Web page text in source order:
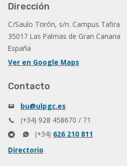
Dirección
C/Saulo Torón, s/n. Campus Tafira
35017 Las Palmas de Gran Canaria
España
Ver en Google Maps
Contacto
bu@ulpgc.es
(+34) 928 458670 / 71
(+34) 626 210 811
Directorio